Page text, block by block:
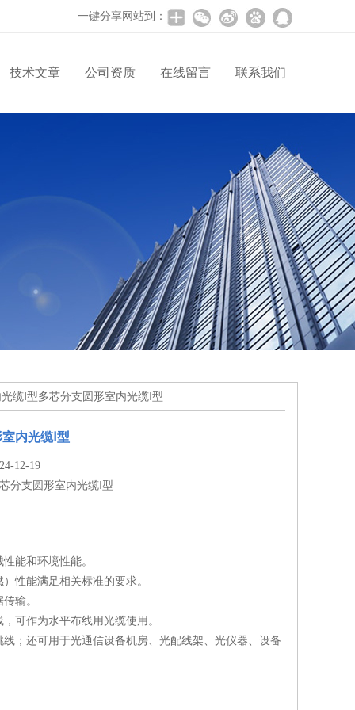
一键分享网站到：
技术文章 公司资质 在线留言 联系我们
缆Ⅰ型多芯分支圆形室内光缆Ⅰ型
内光缆Ⅰ型
12-19
分支圆形室内光缆Ⅰ型
能和环境性能。
性能满足相关标准的要求。
输。
可作为水平布线用光缆使用。
线；还可用于光通信设备机房、光配线架、光仪器、设备